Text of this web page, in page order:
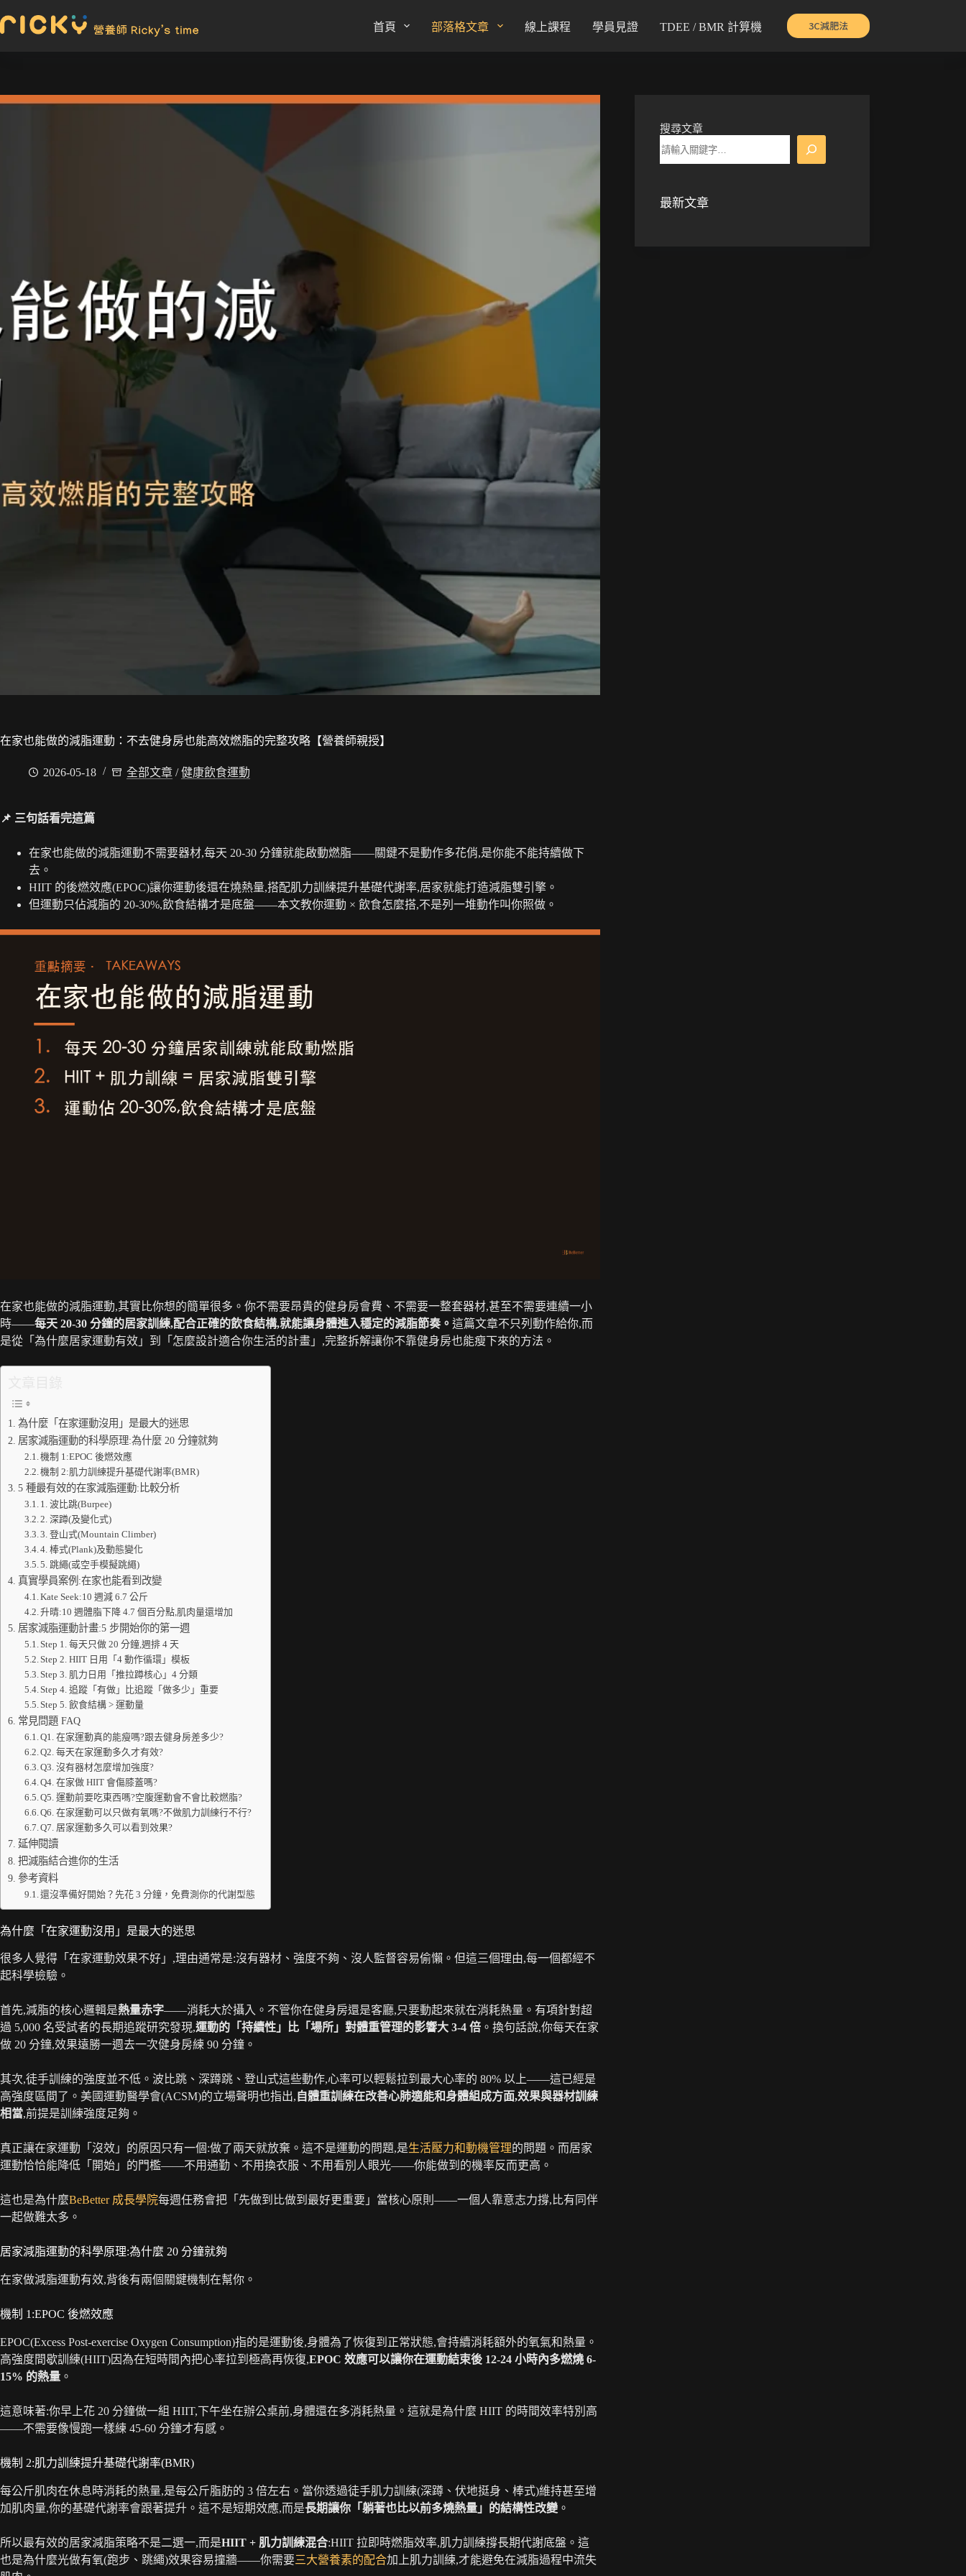
首頁 部落格文章 線上課程 學員見證 TDEE / BMR 計算機 3C減肥法
在家也能做的減脂運動：不去健身房也能高效燃脂的完整攻略【營養師親授】
2026-05-18 全部文章 /健康飲食運動
📌 三句話看完這篇
在家也能做的減脂運動不需要器材,每天 20-30 分鐘就能啟動燃脂——關鍵不是動作多花俏,是你能不能持續做下
去。
HIIT 的後燃效應(EPOC)讓你運動後還在燒熱量,搭配肌力訓練提升基礎代謝率,居家就能打造減脂雙引擎。
但運動只佔減脂的 20-30%,飲食結構才是底盤——本文教你運動 × 飲食怎麼搭,不是列一堆動作叫你照做。
在家也能做的減脂運動,其實比你想的簡單很多。你不需要昂貴的健身房會費、不需要一整套器材,甚至不需要連續一小
時——每天 20-30 分鐘的居家訓練,配合正確的飲食結構,就能讓身體進入穩定的減脂節奏。 這篇文章不只列動作給你,而
是從「為什麼居家運動有效」到「怎麼設計適合你生活的計畫」,完整拆解讓你不靠健身房也能瘦下來的方法。
為什麼「在家運動沒用」是最大的迷思
居家減脂運動的科學原理:為什麼 20 分鐘就夠
機制 1:EPOC 後燃效應
機制 2:肌力訓練提升基礎代謝率(BMR)
5 種最有效的在家減脂運動:比較分析
1. 波比跳(Burpee)
2. 深蹲(及變化式)
3. 登山式(Mountain Climber)
4. 棒式(Plank)及動態變化
5. 跳繩(或空手模擬跳繩)
真實學員案例:在家也能看到改變
Kate Seek:10 週減 6.7 公斤
升晴:10 週體脂下降 4.7 個百分點,肌肉量還增加
居家減脂運動計畫:5 步開始你的第一週
Step 1. 每天只做 20 分鐘,週排 4 天
Step 2. HIIT 日用「4 動作循環」模板
Step 3. 肌力日用「推拉蹲核心」4 分類
Step 4. 追蹤「有做」比追蹤「做多少」重要
Step 5. 飲食結構 > 運動量
常見問題 FAQ
Q1. 在家運動真的能瘦嗎?跟去健身房差多少?
Q2. 每天在家運動多久才有效?
Q3. 沒有器材怎麼增加強度?
Q4. 在家做 HIIT 會傷膝蓋嗎?
Q5. 運動前要吃東西嗎?空腹運動會不會比較燃脂?
Q6. 在家運動可以只做有氧嗎?不做肌力訓練行不行?
Q7. 居家運動多久可以看到效果?
延伸閱讀
把減脂結合進你的生活
參考資料
還沒準備好開始？先花 3 分鐘，免費測你的代謝型態
為什麼「在家運動沒用」是最大的迷思
很多人覺得「在家運動效果不好」,理由通常是:沒有器材、強度不夠、沒人監督容易偷懶。但這三個理由,每一個都經不
起科學檢驗。
首先,減脂的核心邏輯是熱量赤字——消耗大於攝入。不管你在健身房還是客廳,只要動起來就在消耗熱量。有項針對超
過 5,000 名受試者的長期追蹤研究發現,運動的「持續性」比「場所」對體重管理的影響大 3-4 倍 。換句話說,你每天在家
做 20 分鐘,效果遠勝一週去一次健身房練 90 分鐘。
其次,徒手訓練的強度並不低。波比跳、深蹲跳、登山式這些動作,心率可以輕鬆拉到最大心率的 80% 以上——這已經是
高強度區間了。美國運動醫學會(ACSM)的立場聲明也指出, 自體重訓練在改善心肺適能和身體組成方面,效果與器材訓練
相當,前提是訓練強度足夠。
真正讓在家運動「沒效」的原因只有一個:做了兩天就放棄。這不是運動的問題,是生活壓力和動機管理的問題。而居家
運動恰恰能降低「開始」的門檻——不用通勤、不用換衣服、不用看別人眼光——你能做到的機率反而更高。
這也是為什麼BeBetter 成長學院每週任務會把「先做到比做到最好更重要」當核心原則——一個人靠意志力撐,比有同伴
一起做難太多。
居家減脂運動的科學原理:為什麼 20 分鐘就夠
在家做減脂運動有效,背後有兩個關鍵機制在幫你。
機制 1:EPOC 後燃效應
EPOC(Excess Post-exercise Oxygen Consumption)指的是運動後,身體為了恢復到正常狀態,會持續消耗額外的氧氣和熱量。
高強度間歇訓練(HIIT)因為在短時間內把心率拉到極高再恢復,EPOC 效應可以讓你在運動結束後 12-24 小時內多燃燒 6-
15% 的熱量 。
這意味著:你早上花 20 分鐘做一組 HIIT,下午坐在辦公桌前,身體還在多消耗熱量。這就是為什麼 HIIT 的時間效率特別高
——不需要像慢跑一樣練 45-60 分鐘才有感。
機制 2:肌力訓練提升基礎代謝率(BMR)
每公斤肌肉在休息時消耗的熱量,是每公斤脂肪的 3 倍左右。當你透過徒手肌力訓練(深蹲、伏地挺身、棒式)維持甚至增
加肌肉量,你的基礎代謝率會跟著提升。這不是短期效應,而是長期讓你「躺著也比以前多燒熱量」的結構性改變 。
所以最有效的居家減脂策略不是二選一,而是HIIT + 肌力訓練混合:HIIT 拉即時燃脂效率,肌力訓練撐長期代謝底盤。這
也是為什麼光做有氧(跑步、跳繩)效果容易撞牆——你需要三大營養素的配合加上肌力訓練,才能避免在減脂過程中流失
搜尋文章
最新文章